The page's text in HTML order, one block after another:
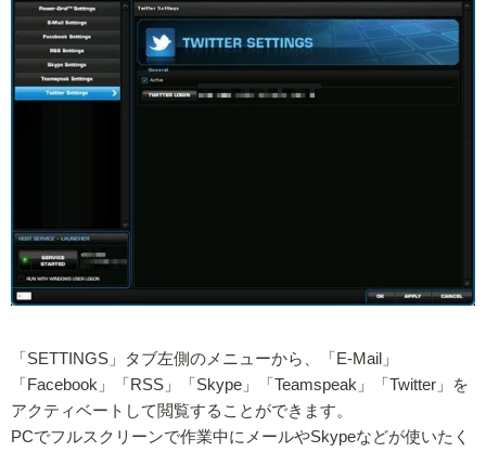
「SETTINGS」タブ左側のメニューから、「E-Mail」
「Facebook」「RSS」「Skype」「Teamspeak」「Twitter」を
アクティベートして閲覧することができます。
PCでフルスクリーンで作業中にメールやSkypeなどが使いたく